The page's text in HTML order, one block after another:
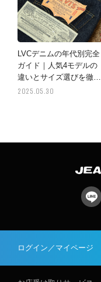
LVCデニムの年代別完全
ガイド｜人気4モデルの
違いとサイズ選びを徹底
解説
2025.05.30
ログイン／マイページ